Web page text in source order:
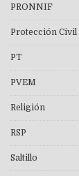
PRONNIF
Protección Civil
PT
PVEM
Religión
RSP
Saltillo